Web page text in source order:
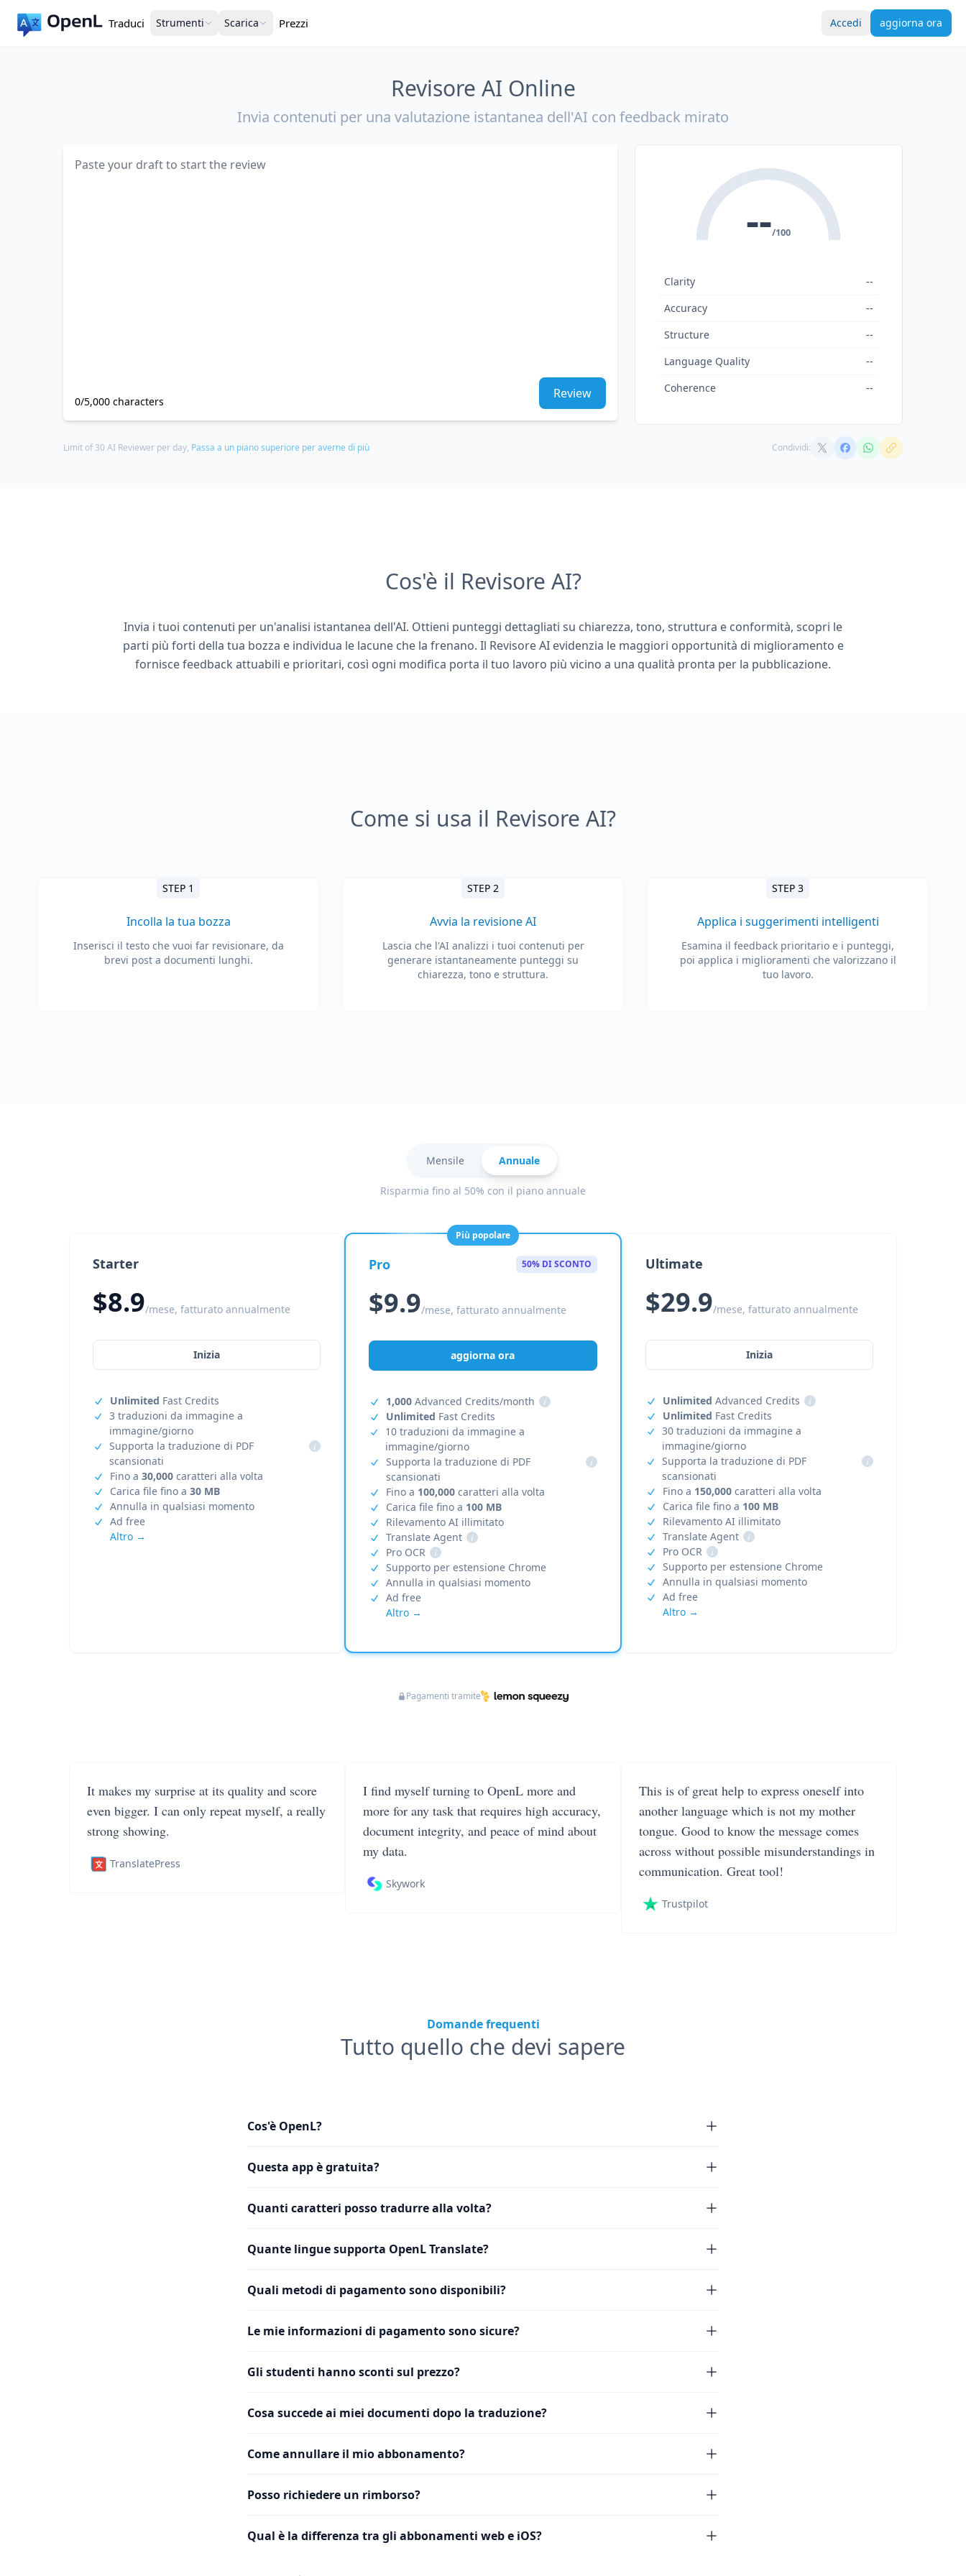
Traduci Strumenti Scarica Prezzi Accedi aggiorna ora
Revisore AI Online
Invia contenuti per una valutazione istantanea dell'AI con feedback mirato
0/5,000 characters
Review
--/100
Clarity
--
Accuracy
--
Structure
--
Language Quality
--
Coherence
--
Limit of 30 AI Reviewer per day, Passa a un piano superiore per averne di più Condividi:
Cos'è il Revisore AI?
Invia i tuoi contenuti per un'analisi istantanea dell'AI. Ottieni punteggi dettagliati su chiarezza, tono, struttura e conformità, scopri le
parti più forti della tua bozza e individua le lacune che la frenano. Il Revisore AI evidenzia le maggiori opportunità di miglioramento e
fornisce feedback attuabili e prioritari, così ogni modifica porta il tuo lavoro più vicino a una qualità pronta per la pubblicazione.
Come si usa il Revisore AI?
STEP 1
Incolla la tua bozza
Inserisci il testo che vuoi far revisionare, da
brevi post a documenti lunghi.
STEP 2
Avvia la revisione AI
Lascia che l'AI analizzi i tuoi contenuti per
generare istantaneamente punteggi su
chiarezza, tono e struttura.
STEP 3
Applica i suggerimenti intelligenti
Esamina il feedback prioritario e i punteggi,
poi applica i miglioramenti che valorizzano il
tuo lavoro.
Mensile Annuale
Risparmia fino al 50% con il piano annuale
Starter
$8.9/mese, fatturato annualmente
Inizia
Unlimited Fast Credits
3 traduzioni da immagine a
immagine/giorno
Supporta la traduzione di PDF
scansionati
i
Fino a 30,000 caratteri alla volta
Carica file fino a 30 MB
Annulla in qualsiasi momento
Ad free
Altro →
Più popolare
Pro 50% DI SCONTO
$9.9/mese, fatturato annualmente
aggiorna ora
1,000 Advanced Credits/month
i
Unlimited Fast Credits
10 traduzioni da immagine a
immagine/giorno
Supporta la traduzione di PDF
scansionati
i
Fino a 100,000 caratteri alla volta
Carica file fino a 100 MB
Rilevamento AI illimitato
Translate Agent
i
Pro OCR
i
Supporto per estensione Chrome
Annulla in qualsiasi momento
Ad free
Altro →
Ultimate
$29.9/mese, fatturato annualmente
Inizia
Unlimited Advanced Credits
i
Unlimited Fast Credits
30 traduzioni da immagine a
immagine/giorno
Supporta la traduzione di PDF
scansionati
i
Fino a 150,000caratteri alla volta
Carica file fino a 100 MB
Rilevamento AI illimitato
Translate Agent
i
Pro OCR
i
Supporto per estensione Chrome
Annulla in qualsiasi momento
Ad free
Altro →
Pagamenti tramite
It makes my surprise at its quality and score
even bigger. I can only repeat myself, a really
strong showing.
TranslatePress
I find myself turning to OpenL more and
more for any task that requires high accuracy,
document integrity, and peace of mind about
my data.
Skywork
This is of great help to express oneself into
another language which is not my mother
tongue. Good to know the message comes
across without possible misunderstandings in
communication. Great tool!
Trustpilot
Domande frequenti
Tutto quello che devi sapere
Cos'è OpenL?
Questa app è gratuita?
Quanti caratteri posso tradurre alla volta?
Quante lingue supporta OpenL Translate?
Quali metodi di pagamento sono disponibili?
Le mie informazioni di pagamento sono sicure?
Gli studenti hanno sconti sul prezzo?
Cosa succede ai miei documenti dopo la traduzione?
Come annullare il mio abbonamento?
Posso richiedere un rimborso?
Qual è la differenza tra gli abbonamenti web e iOS?